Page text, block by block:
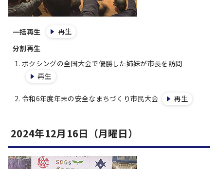
一括再生
再生
分割再生
ボクシングの全国大会で優勝した姉妹が市長を訪問
再生
令和6年度年末の安全なまちづくり市民大会 再生
2024年12月16日（月曜日）